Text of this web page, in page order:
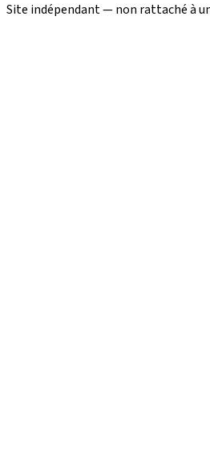
Site indépendant — non rattaché à